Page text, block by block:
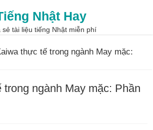
Nhật Hay
sẻ tài liệu tiếng Nhật miễn phí
thực tế trong ngành May mặc:
ngành May mặc: Phần